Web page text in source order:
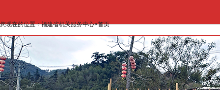
您现在的位置：福建省机关服务中心>首页